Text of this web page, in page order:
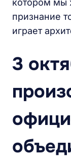
котором мы
признание
играет
3